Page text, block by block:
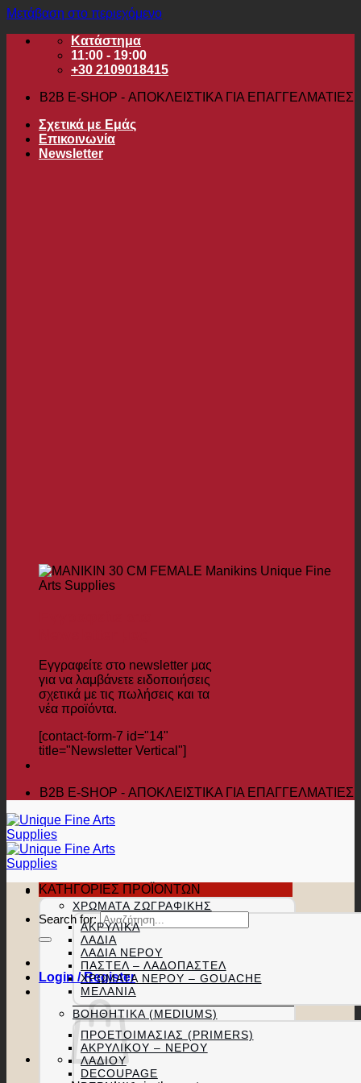
Μετάβαση στο περιεχόμενο
Κατάστημα
11:00 - 19:00
+30 2109018415
B2B Ε-SHOP - ΑΠΟΚΛΕΙΣΤΙΚΑ ΓΙΑ ΕΠΑΓΓΕΛΜΑΤΙΕΣ
Σχετικά με Εμάς
Επικοινωνία
Newsletter
Εγγραφείτε στο newsletter μας
για να λαμβάνετε ειδοποιήσεις
σχετικά με τις πωλήσεις και τα
νέα προϊόντα.
[contact-form-7 id="14"
title="Newsletter Vertical"]
B2B Ε-SHOP - ΑΠΟΚΛΕΙΣΤΙΚΑ ΓΙΑ ΕΠΑΓΓΕΛΜΑΤΙΕΣ
Search for:
Login / Register
ΚΑΤΗΓΟΡΙΕΣ ΠΡΟΪΟΝΤΩΝ
ΧΡΏΜΑΤΑ ΖΩΓΡΑΦΙΚΉΣ
ΑΚΡΥΛΙΚΆ
ΛΆΔΙΑ
ΛΆΔΙΑ ΝΕΡΟΎ
ΠΑΣΤΕΛ – ΛΑΔΟΠΑΣΤΕΛ
ΧΡΏΜΑΤΑ ΝΕΡΟΎ – GOUACHE
ΜΕΛΆΝΙΑ
ΒΟΗΘΗΤΙΚΆ (MEDIUMS)
ΠΡΟΕΤΟΙΜΑΣΊΑΣ (PRIMERS)
ΑΚΡΥΛΙΚΟΎ – ΝΕΡΟΎ
ΛΑΔΙΟΎ
DECOUPAGE